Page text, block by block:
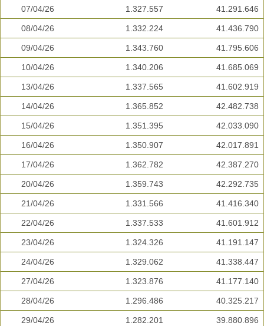
07/04/26 1.327.557 41.291.646
08/04/26 1.332.224 41.436.790
09/04/26 1.343.760 41.795.606
10/04/26 1.340.206 41.685.069
13/04/26 1.337.565 41.602.919
14/04/26 1.365.852 42.482.738
15/04/26 1.351.395 42.033.090
16/04/26 1.350.907 42.017.891
17/04/26 1.362.782 42.387.270
20/04/26 1.359.743 42.292.735
21/04/26 1.331.566 41.416.340
22/04/26 1.337.533 41.601.912
23/04/26 1.324.326 41.191.147
24/04/26 1.329.062 41.338.447
27/04/26 1.323.876 41.177.140
28/04/26 1.296.486 40.325.217
29/04/26 1.282.201 39.880.896